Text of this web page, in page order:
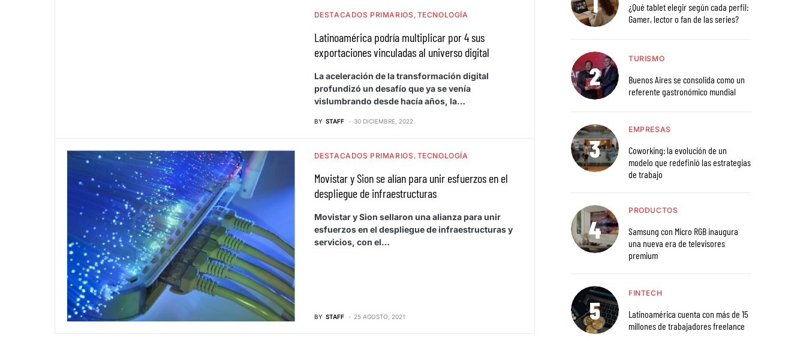
DESTACADOS PRIMARIOS TECNOLOGÍA
Latinoamérica podría multiplicar por 4 sus
exportaciones vinculadas al universo digital
La aceleración de la transformación digital
profundizó un desafío que ya se venía
vislumbrando desde hacía años, la…
BY STAFF 30 DICIEMBRE, 2022
DESTACADOS PRIMARIOS TECNOLOGÍA
Movistar y Sion se alían para unir esfuerzos en el
despliegue de infraestructuras
Movistar y Sion sellaron una alianza para unir
esfuerzos en el despliegue de infraestructuras y
servicios, con el…
BY STAFF 25 AGOSTO, 2021
¿Qué tablet elegir según cada perfil:
Gamer, lector o fan de las series?
TURISMO
Buenos Aires se consolida como un
referente gastronómico mundial
EMPRESAS
Coworking: la evolución de un
modelo que redefinió las estrategias
de trabajo
PRODUCTOS
Samsung con Micro RGB inaugura
una nueva era de televisores
premium
FINTECH
Latinoamérica cuenta con más de 15
millones de trabajadores freelance